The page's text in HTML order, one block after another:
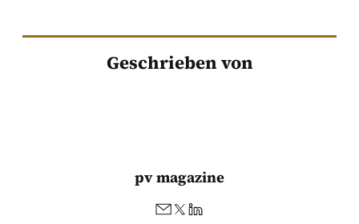
Geschrieben von
pv magazine